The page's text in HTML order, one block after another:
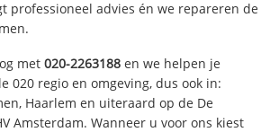
professioneel advies én we repareren de
met020-2263188 en we helpen je
020 regio en omgeving, dus ook in:
Haarlem en uiteraard op de De
Amsterdam. Wanneer u voor ons kiest